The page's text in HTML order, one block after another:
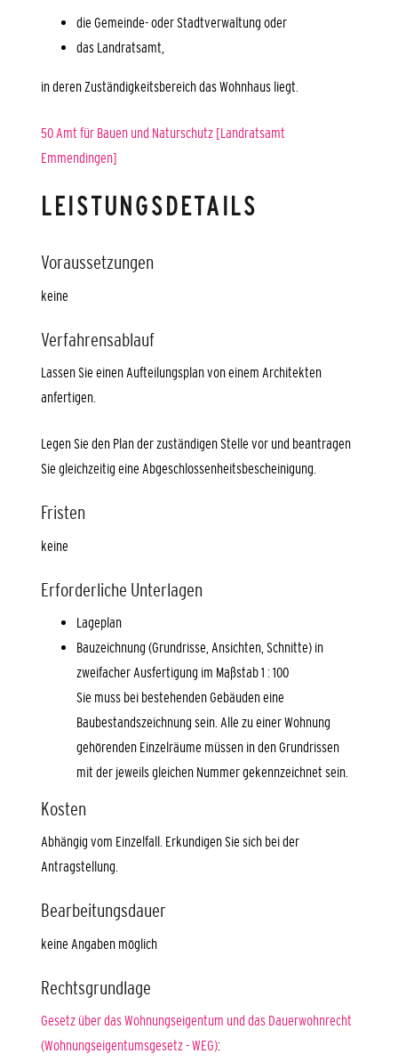
die Gemeinde- oder Stadtverwaltung oder
das Landratsamt,
in deren Zuständigkeitsbereich das Wohnhaus liegt.
50 Amt für Bauen und Naturschutz [Landratsamt
Emmendingen]
LEISTUNGSDETAILS
Voraussetzungen
keine
Verfahrensablauf
Lassen Sie einen Aufteilungsplan von einem Architekten
anfertigen.
Legen Sie den Plan der zuständigen Stelle vor und beantragen
Sie gleichzeitig eine Abgeschlossenheitsbescheinigung.
Fristen
keine
Erforderliche Unterlagen
Lageplan
Bauzeichnung (Grundrisse, Ansichten, Schnitte) in
zweifacher Ausfertigung im Maßstab 1 : 100
Sie muss bei bestehenden Gebäuden eine
Baubestandszeichnung sein. Alle zu einer Wohnung
gehörenden Einzelräume müssen in den Grundrissen
mit der jeweils gleichen Nummer gekennzeichnet sein.
Kosten
Abhängig vom Einzelfall. Erkundigen Sie sich bei der
Antragstellung.
Bearbeitungsdauer
keine Angaben möglich
Rechtsgrundlage
Gesetz über das Wohnungseigentum und das Dauerwohnrecht
(Wohnungseigentumsgesetz - WEG):